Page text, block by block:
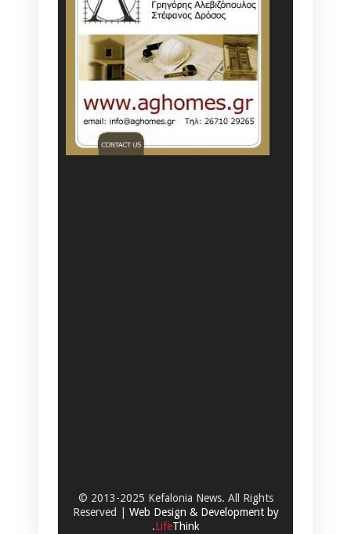
© 2013-2025 Kefalonia News. All Rights
Reserved | Web Design & Development by
.LifeThink